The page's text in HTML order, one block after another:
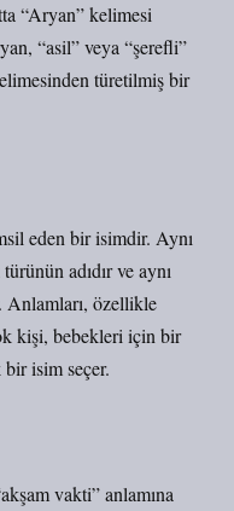
“Aryan” kelimesi
“asil” veya “şerefli”
türetilmiş bir
eden bir isimdir. Aynı
adıdır ve aynı
Anlamları, özellikle
kişi, bebekleri için bir
isim seçer.